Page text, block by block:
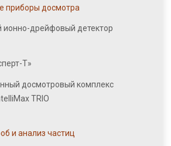
приборы досмотра
ионно-дрейфовый детектор
Т»
досмотровый комплекс
TRIO
и анализ частиц